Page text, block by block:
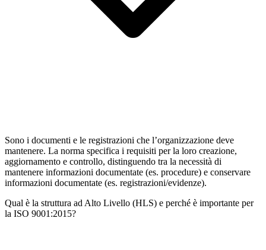
Sono i documenti e le registrazioni che l’organizzazione deve
mantenere. La norma specifica i requisiti per la loro creazione,
aggiornamento e controllo, distinguendo tra la necessità di
mantenere informazioni documentate (es. procedure) e conservare
informazioni documentate (es. registrazioni/evidenze).
Qual è la struttura ad Alto Livello (HLS) e perché è importante per
la ISO 9001:2015?